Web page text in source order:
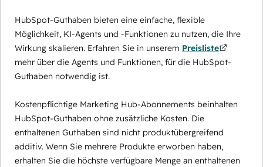
HubSpot-Guthaben bieten eine einfache, flexible
Möglichkeit, KI-Agents und -Funktionen zu nutzen, die Ihre
Wirkung skalieren. Erfahren Sie in unserem Preisliste
mehr über die Agents und Funktionen, für die HubSpot-
Guthaben notwendig ist.
Kostenpflichtige Marketing Hub-Abonnements beinhalten
HubSpot-Guthaben ohne zusätzliche Kosten. Die
enthaltenen Guthaben sind nicht produktübergreifend
additiv. Wenn Sie mehrere Produkte erworben haben,
erhalten Sie die höchste verfügbare Menge an enthaltenen